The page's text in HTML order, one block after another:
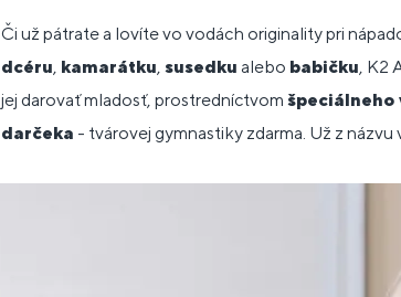
Či už pátrate a lovíte vo vodách originality pri
dcéru, kamarátku, susedku alebo babičku, K2
jej darovať mladosť, prostredníctvom špeciálneho
darčeka - tvárovej gymnastiky zdarma. Už z